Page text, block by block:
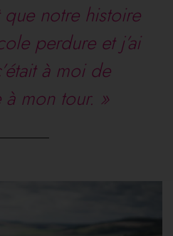
notre histoire
perdure et j’ai
à moi de
à mon tour. »